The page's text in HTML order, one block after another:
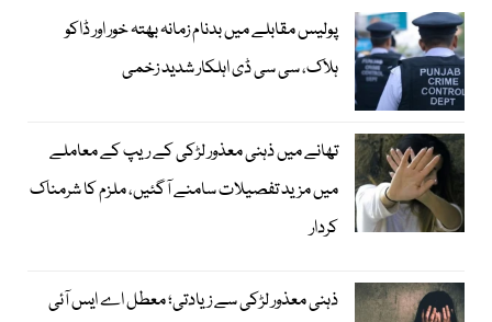
پولیس مقابلے میں بدنام زمانہ بھتہ خور اور ڈاکو
ہلاک، سی سی ڈی اہلکار شدید زخمی
تھانے میں ذہنی معذور لڑکی کے ریپ کے معاملے
میں مزید تفصیلات سامنے آگئیں، ملزم کا شرمناک
کردار
ذہنی معذور لڑکی سے زیادتی؛ معطل اے ایس آئی